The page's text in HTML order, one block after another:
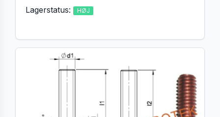
Lagerstatus: HØJ